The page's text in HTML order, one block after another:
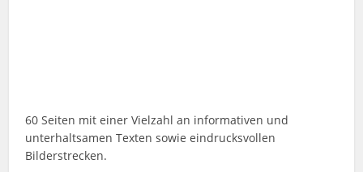
60 Seiten mit einer Vielzahl an informativen und
unterhaltsamen Texten sowie eindrucksvollen
Bilderstrecken.